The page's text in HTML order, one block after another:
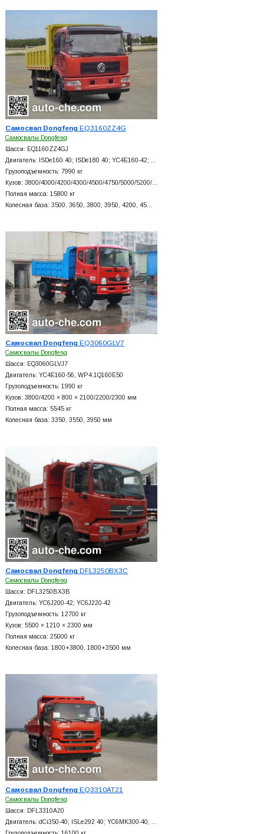
Самосвал Dongfeng EQ3160ZZ4G
Самосвалы Dongfeng
Шасси: EQ1160ZZ4GJ
Двигатель: ISDe160 40; ISDe180 40; YC4E160-42; …
Грузоподъемность: 7990 кг
Кузов: 3800/4000/4200/4300/4500/4750/5000/5200/…
Полная масса: 15800 кг
Колесная база: 3500, 3650, 3800, 3950, 4200, 45…
Самосвал Dongfeng EQ3060GLV7
Самосвалы Dongfeng
Шасси: EQ3060GLVJ7
Двигатель: YC4E160-56; WP4.1Q160E50
Грузоподъемность: 1990 кг
Кузов: 3800/4200 × 800 × 2100/2200/2300 мм
Полная масса: 5545 кг
Колесная база: 3350, 3550, 3950 мм
Самосвал Dongfeng DFL3250BX3C
Самосвалы Dongfeng
Шасси: DFL3250BX3B
Двигатель: YC6J200-42; YC6J220-42
Грузоподъемность: 12700 кг
Кузов: 5500 × 1210 × 2300 мм
Полная масса: 25000 кг
Колесная база: 1800+3800, 1800+3500 мм
Самосвал Dongfeng EQ3310AT21
Самосвалы Dongfeng
Шасси: DFL3310A20
Двигатель: dCi350-40; ISLe292 40; YC6MK300-40; …